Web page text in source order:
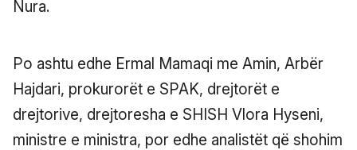
Nura.
Po ashtu edhe Ermal Mamaqi me Amin, Arbër
Hajdari, prokurorët e SPAK, drejtorët e
drejtorive, drejtoresha e SHISH Vlora Hyseni,
ministre e ministra, por edhe analistët që shohim